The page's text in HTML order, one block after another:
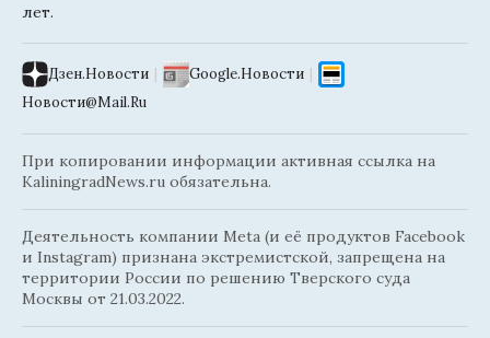
лет.
Дзен.Новости | Google.Новости |
Новости@Mail.Ru
При копировании информации активная ссылка на
KaliningradNews.ru обязательна.
Деятельность компании Meta (и её продуктов Facebook
и Instagram) признана экстремистской, запрещена на
территории России по решению Тверского суда
Москвы от 21.03.2022.